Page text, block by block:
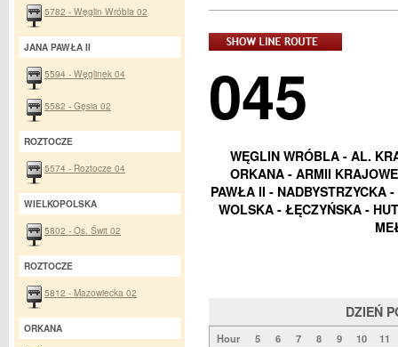
045
WĘGLIN WRÓBLA - AL.
ORKANA - ARMII
PAWŁA II - NADBYSTRZYCKA
WOLSKA - ŁĘCZYŃSKA -
DZIEŃ
Hour 5 6 7 8 9 10
11
5782 - Węglin Wróbla 02
JANA PAWŁA II
5594 - Węglinek 04
5582 - Gęsia 02
ROZTOCZE
5574 - Roztocze 04
WIELKOPOLSKA
5802 - Os. Świt 02
ROZTOCZE
5812 - Mazowiecka 02
ORKANA